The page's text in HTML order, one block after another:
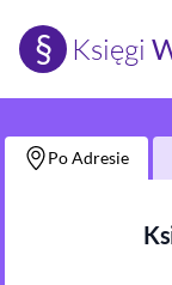
§ Księgi
Po Adresie